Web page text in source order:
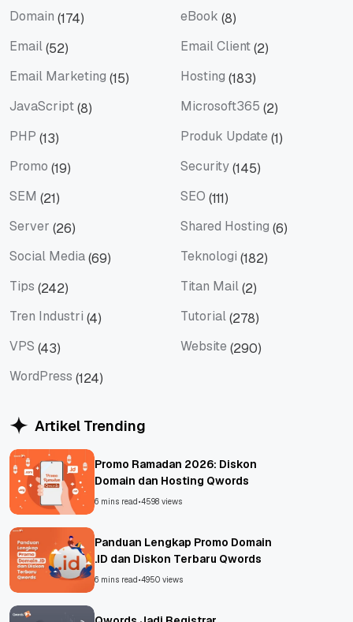
Domain (174) eBook (8)
Email(52) Email Client(2)
Email Marketing (15) Hosting (183)
JavaScript(8) Microsoft365 (2)
PHP (13) Produk Update (1)
Promo (19) Security(145)
SEM (21) SEO (111)
Server (26) Shared Hosting (6)
Social Media(69) Teknologi (182)
Tips (242) Titan Mail(2)
Tren Industri (4) Tutorial(278)
VPS (43) Website (290)
WordPress (124)
Artikel Trending
Promo Ramadan 2026: Diskon
Domain dan Hosting Qwords
6 mins read•4598 views
Panduan Lengkap Promo Domain
.ID dan Diskon Terbaru Qwords
6 mins read•4950 views